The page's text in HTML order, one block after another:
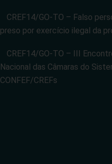
CREF14/GO-TO – Falso
preso por exercício ilegal da
CREF14/GO-TO – III
Nacional das Câmaras do
CONFEF/CREFs